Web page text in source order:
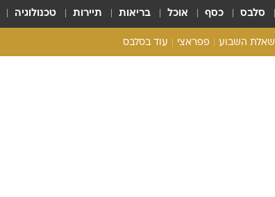
סלבס כסף אוכל בריאות תיירות טכנולוגיה
שאלת השבוע פפראצי עוד בסלבס